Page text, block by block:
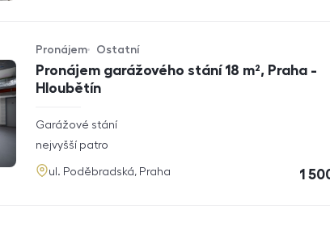
Pronájem garážového stání 18 m², Praha -
Hloubětín
Typ nabídky
Pronájem
Typ nemovitosti
Ostatní
rozměry
Garážové stání
funkce
nejvyšší patro
adresa
ul. Poděbradská, Praha 1